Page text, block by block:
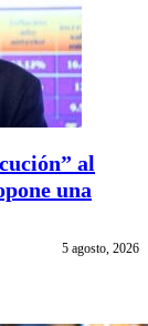
al
una
5 agosto, 2026